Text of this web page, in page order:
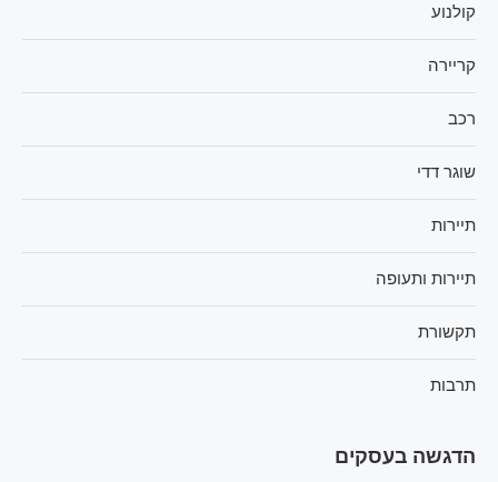
קולנוע
קריירה
רכב
שוגר דדי
תיירות
תיירות ותעופה
תקשורת
תרבות
הדגשה בעסקים